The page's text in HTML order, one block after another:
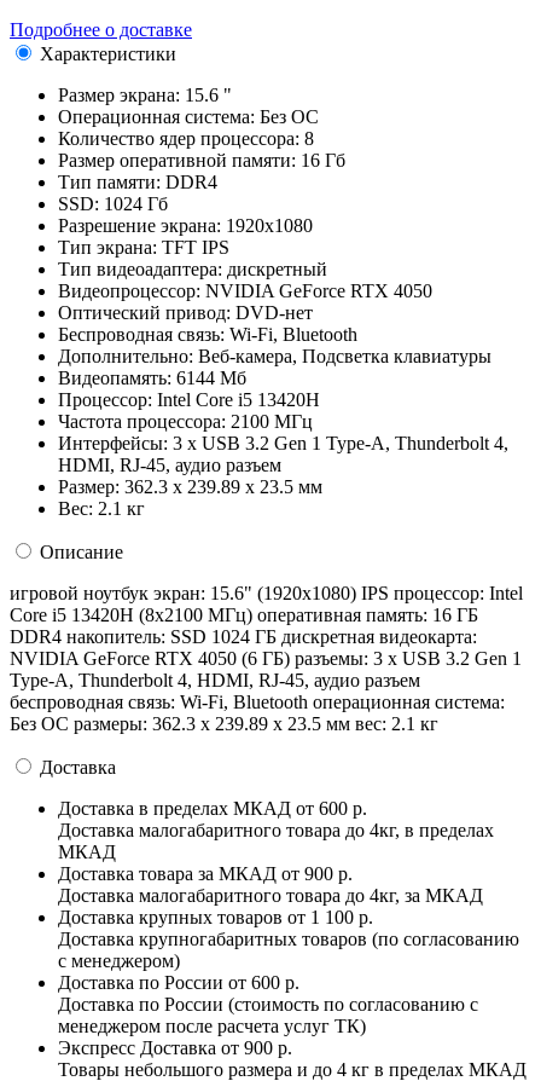
Подробнее о доставке
Характеристики
Размер экрана: 15.6 "
Операционная система: Без ОС
Количество ядер процессора: 8
Размер оперативной памяти: 16 Гб
Тип памяти: DDR4
SSD: 1024 Гб
Разрешение экрана: 1920x1080
Тип экрана: TFT IPS
Тип видеоадаптера: дискретный
Видеопроцессор: NVIDIA GeForce RTX 4050
Оптический привод: DVD-нет
Беспроводная связь: Wi-Fi, Bluetooth
Дополнительно: Веб-камера, Подсветка клавиатуры
Видеопамять: 6144 Мб
Процессор: Intel Core i5 13420H
Частота процессора: 2100 МГц
Интерфейсы: 3 x USB 3.2 Gen 1 Type-A, Thunderbolt 4,
HDMI, RJ-45, аудио разъем
Размер: 362.3 х 239.89 х 23.5 мм
Вес: 2.1 кг
Описание
игровой ноутбук экран: 15.6" (1920x1080) IPS процессор: Intel
Core i5 13420H (8x2100 МГц) оперативная память: 16 ГБ
DDR4 накопитель: SSD 1024 ГБ дискретная видеокарта:
NVIDIA GeForce RTX 4050 (6 ГБ) разъемы: 3 x USB 3.2 Gen 1
Type-A, Thunderbolt 4, HDMI, RJ-45, аудио разъем
беспроводная связь: Wi-Fi, Bluetooth операционная система:
Без ОС pазмеры: 362.3 х 239.89 х 23.5 мм вес: 2.1 кг
Доставка
Доставка в пределах МКАД от 600 р.
Доставка малогабаритного товара до 4кг, в пределах
МКАД
Доставка товара за МКАД от 900 р.
Доставка малогабаритного товара до 4кг, за МКАД
Доставка крупных товаров от 1 100 р.
Доставка крупногабаритных товаров (по согласованию
с менеджером)
Доставка по России от 600 р.
Доставка по России (стоимость по согласованию с
менеджером после расчета услуг ТК)
Экспресс Доставка от 900 р.
Товары небольшого размера и до 4 кг в пределах МКАД